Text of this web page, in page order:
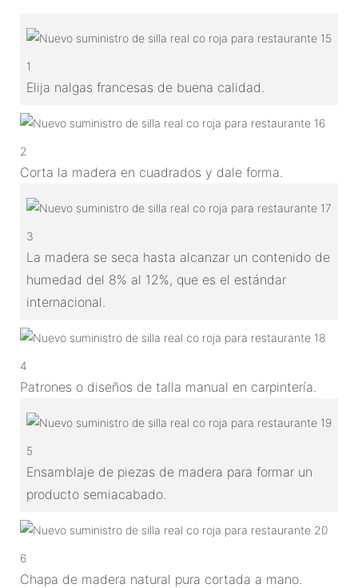
1
Elija nalgas francesas de buena calidad.
2
Corta la madera en cuadrados y dale forma.
3
La madera se seca hasta alcanzar un contenido de
humedad del 8% al 12%, que es el estándar
internacional.
4
Patrones o diseños de talla manual en carpintería.
5
Ensamblaje de piezas de madera para formar un
producto semiacabado.
6
Chapa de madera natural pura cortada a mano.